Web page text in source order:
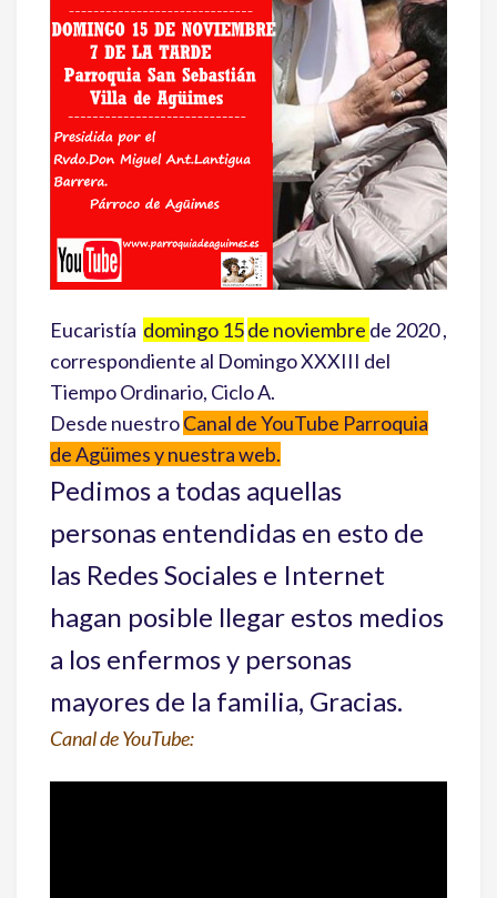
Eucaristía domingo 15de noviembre de 2020 ,
correspondiente al Domingo XXXIII del
Tiempo Ordinario, Ciclo A.
Desde nuestroCanal de YouTube Parroquia
de Agüimes y nuestra web.
Pedimos a todas aquellas
personas entendidas en esto de
las Redes Sociales e Internet
hagan posible llegar estos medios
a los enfermos y personas
mayores de la familia, Gracias.
Canal de YouTube: